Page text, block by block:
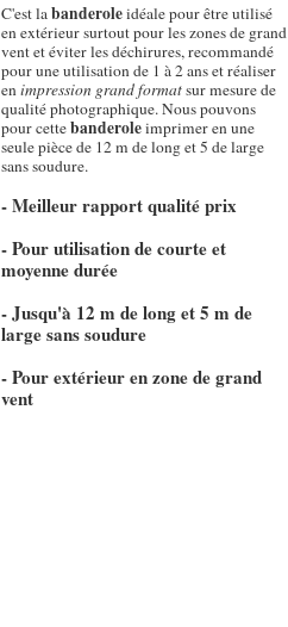
C'est labanderoleidéale pour être utilisé
en extérieur surtout pour les zones de grand
vent et éviter les déchirures, recommandé
pour une utilisation de 1 à 2 ans et réaliser
enimpression grand formatsur mesure de
qualité photographique. Nous pouvons
pour cettebanderoleimprimer en une
seule pièce de 12 m de long et 5 de large
sans soudure.
- Meilleur rapport qualité prix
- Pour utilisation de courte et
moyenne durée
- Jusqu'à 12 m de long et 5 m de
large sans soudure
- Pour extérieur en zone de grand
vent